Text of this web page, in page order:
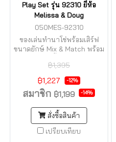
Play Set รุ่น 92310 ยี่ห้อ
Melissa & Doug
050MES-92310
ของเล่นทำนาโช่พร้อมเสิร์ฟ
ขนาดยักษ์ Mix & Match พร้อม
฿1,395
฿1,227 -12%
สมาชิก ฿1,199 -14%
สั่งซื้อสินค้า
เปรียบเทียบ